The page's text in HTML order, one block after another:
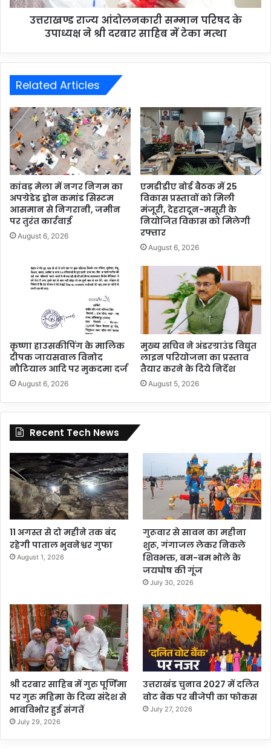
उत्तराखण्ड राज्य आंदोलनकारी सम्मान परिषद के
उपाध्यक्ष ने श्री दरबार साहिब में टेका मत्था
Related Articles
कांवड़ मेला में नगर निगम का
अपग्रेडेड ड्रोन कमांड सिस्टम
आसमान से निगरानी, जमीन
पर तुरंत कार्रवाई
August 6, 2026
एमडीडीए बोर्ड बैठक में 25
विकास प्रस्तावों को मिली
मंजूरी, देहरादून-मसूरी के
नियोजित विकास को मिलेगी
रफ्तार
August 6, 2026
कृष्णा हाउसकीपिंग के मालिक
दीपक जायसवाल विनोद
नौटियाल आदि पर मुकदमा दर्ज
August 6, 2026
मुख्य सचिव ने अंडरग्राउंड विद्युत
लाइन परियोजना का प्रस्ताव
तैयार करने के दिये निर्देश
August 5, 2026
Recent Tech News
11 अगस्त से दो महीने तक बंद
रहेगी पाताल भुवनेश्वर गुफा
August 1, 2026
गुरूवार से सावन का महीना
शुरू, गंगाजल लेकर निकले
शिवभक्त, बम-बम भोले के
जयघोष की गूंज
July 30, 2026
श्री दरबार साहिब में गुरु पूर्णिमा
पर गुरु महिमा के दिव्य संदेश से
भावविभोर हुई संगतें
July 29, 2026
उत्तराखंड चुनाव 2027 में दलित
वोट बैंक पर बीजेपी का फोकस
July 27, 2026